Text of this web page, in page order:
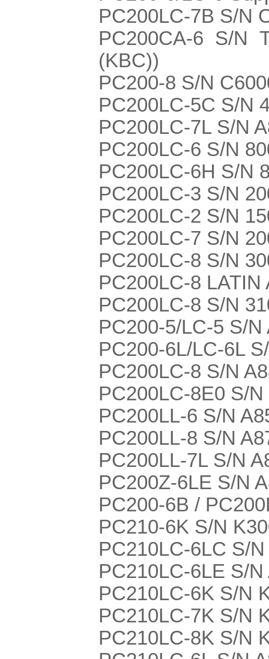
PC200LC-7B S/N
PC200CA-6 S/N
(KBC))
PC200-8 S/N
PC200LC-5C S/N
PC200LC-7L S/N
PC200LC-6 S/N
PC200LC-6H S/N
PC200LC-3 S/N
PC200LC-2 S/N
PC200LC-7 S/N
PC200LC-8 S/N
PC200LC-8 LATIN
PC200LC-8 S/N
PC200-5/LC-5 S/N
PC200-6L/LC-6L
PC200LC-8 S/N
PC200LC-8E0 S/
PC200LL-6 S/N
PC200LL-8 S/N
PC200LL-7L S/N
PC200Z-6LE S/N
PC200-6B /
PC210-6K S/N
PC210LC-6LC S/
PC210LC-6LE S/
PC210LC-6K S/N
PC210LC-7K S/N
PC210LC-8K S/N